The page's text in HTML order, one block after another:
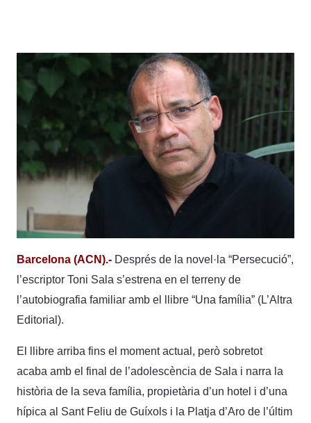
Barcelona (ACN).- Després de la novel·la “Persecució”,
l’escriptor Toni Sala s’estrena en el terreny de
l’autobiografia familiar amb el llibre “Una família” (L’Altra
Editorial).
El llibre arriba fins el moment actual, però sobretot
acaba amb el final de l’adolescència de Sala i narra la
història de la seva família, propietària d’un hotel i d’una
hípica al Sant Feliu de Guíxols i la Platja d’Aro de l’últim